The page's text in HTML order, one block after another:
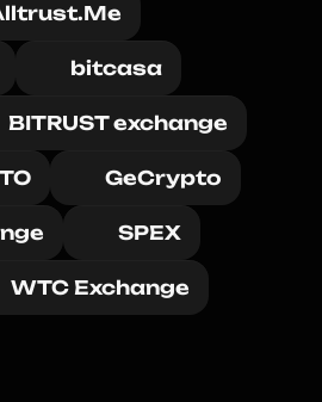
bitcasa
BITRUST exchange
GeCrypto
SPEX
WTC Exchange